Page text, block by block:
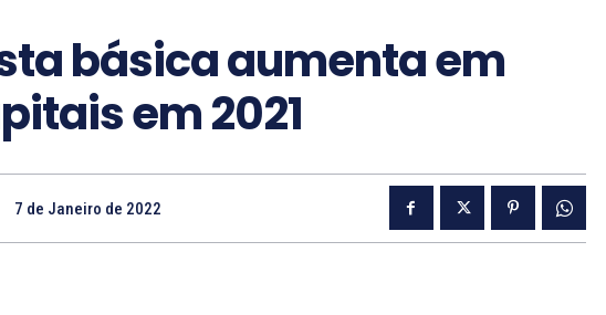
básica aumenta em
em 2021
7 de Janeiro de 2022